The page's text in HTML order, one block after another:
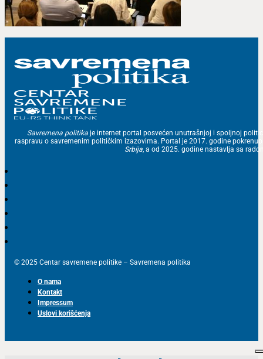
Savremena politika je internet portal posvećen unutrašnjoj i spoljnoj
raspravu o savremenim političkim izazovima. Portal je 2017. godine
Srbija, a od 2025. godine nastavlja sa
© 2025 Centar savremene politike – Savremena politika
O nama
Kontakt
Impressum
Uslovi korišćenja